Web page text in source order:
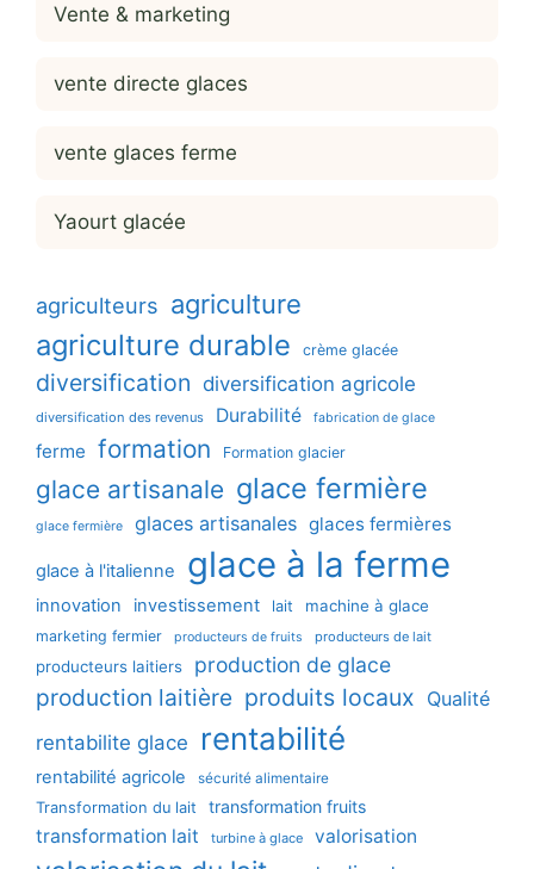
Vente & marketing
vente directe glaces
vente glaces ferme
Yaourt glacée
agriculteurs agriculture
agriculture durable crème glacée
diversification diversification agricole
diversification des revenus Durabilité fabrication de glace
ferme formation Formation glacier
glace artisanale glace fermière
glace fermière glaces artisanales glaces fermières
glace à l'italienne glace à la ferme
innovation investissement lait machine à glace
marketing fermier producteurs de fruits producteurs de lait
producteurs laitiers production de glace
production laitière produits locaux Qualité
rentabilite glace
rentabilité
rentabilité agricole sécurité alimentaire
Transformation du lait transformation fruits
transformation lait turbine à glace valorisation